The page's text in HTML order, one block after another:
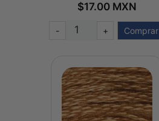
$17.00 MXN
- + Comprar